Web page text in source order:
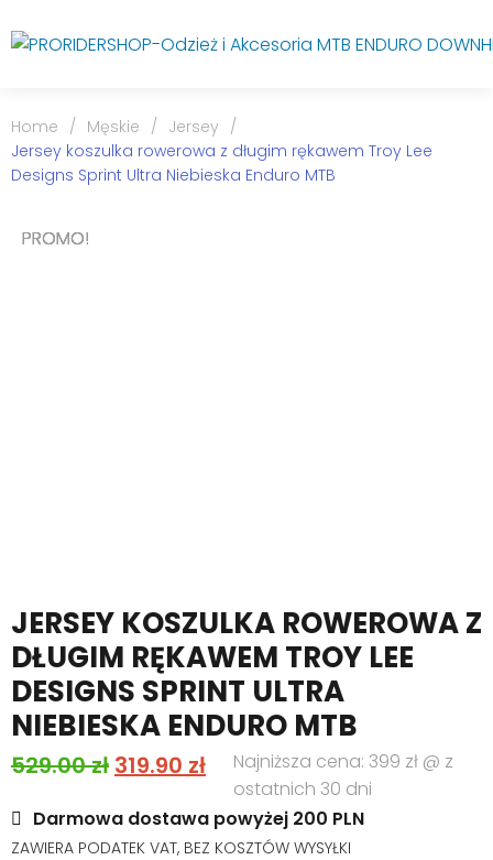
Home / Męskie / Jersey /
Jersey koszulka rowerowa z długim rękawem Troy Lee
Designs Sprint Ultra Niebieska Enduro MTB
PROMO!
JERSEY KOSZULKA ROWEROWA Z
DŁUGIM RĘKAWEM TROY LEE
DESIGNS SPRINT ULTRA
NIEBIESKA ENDURO MTB
529.00zł Pierwotna
wynosiła:
319.90 złAktualna
cena
wynosi:
Najniższa cena: 399 zł @ z
ostatnich 30 dni
Darmowa dostawa powyżej 200 PLN
ZAWIERA PODATEK VAT, BEZ KOSZTÓW WYSYŁKI
PROMO!
PROMO!
PROMO!